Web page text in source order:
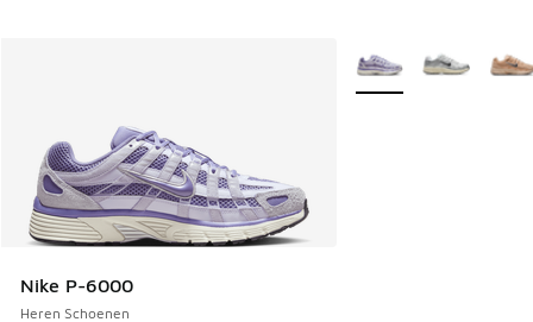
Nike P-6000
Heren Schoenen
Meer kleuren